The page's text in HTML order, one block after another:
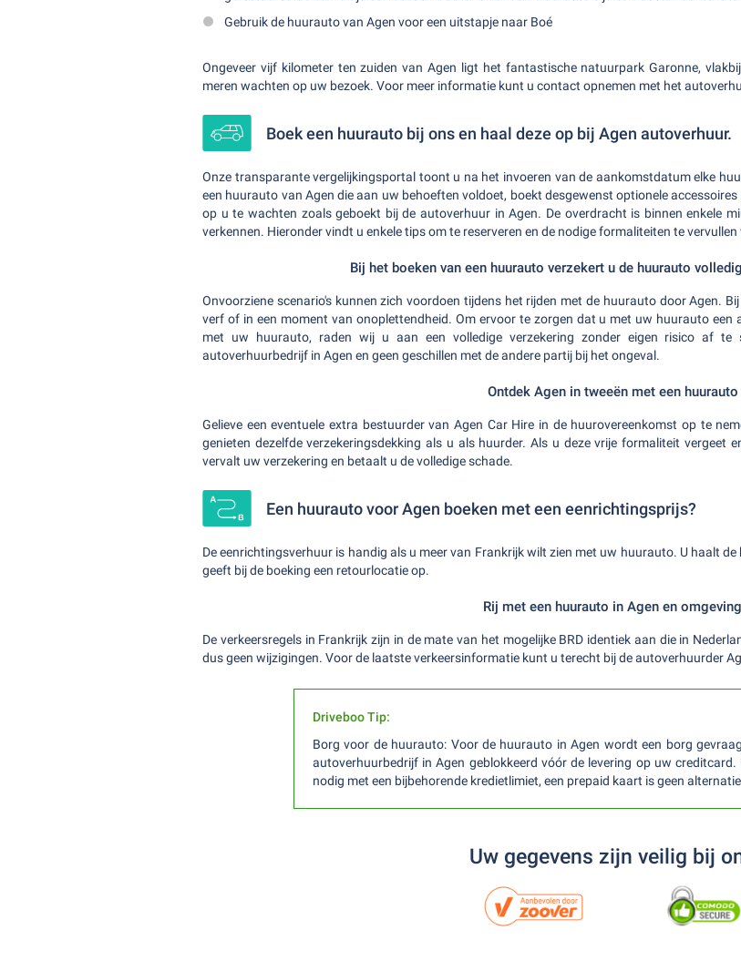
Gebruik de huurauto van Agen voor een uitstapje naar Boé
Ongeveer vijf kilometer ten zuiden van Agen ligt het fantastische natuurpark Garonne,
meren wachten op uw bezoek. Voor meer informatie kunt u contact opnemen met het
Boek een huurauto bij ons en haal deze op bij Agen autoverhuur.
Onze transparante vergelijkingsportal toont u na het invoeren van de aankomstdatum elke
een huurauto van Agen die aan uw behoeften voldoet, boekt desgewenst optionele
op u te wachten zoals geboekt bij de autoverhuur in Agen. De overdracht is binnen enkele
verkennen. Hieronder vindt u enkele tips om te reserveren en de nodige formaliteiten te
Bij het boeken van een huurauto verzekert u de huurauto
Onvoorziene scenario's kunnen zich voordoen tijdens het rijden met de huurauto door Agen.
verf of in een moment van onoplettendheid. Om ervoor te zorgen dat u met uw huurauto een
met uw huurauto, raden wij u aan een volledige verzekering zonder eigen risico af te
autoverhuurbedrijf in Agen en geen geschillen met de andere partij bij het ongeval.
Ontdek Agen in tweeën met een huurauto
Gelieve een eventuele extra bestuurder van Agen Car Hire in de huurovereenkomst op te
genieten dezelfde verzekeringsdekking als u als huurder. Als u deze vrije formaliteit vergeet
vervalt uw verzekering en betaalt u de volledige schade.
Een huurauto voor Agen boeken met een eenrichtingsprijs?
De eenrichtingsverhuur is handig als u meer van Frankrijk wilt zien met uw huurauto. U haalt
geeft bij de boeking een retourlocatie op.
Rij met een huurauto in Agen en omgeving
De verkeersregels in Frankrijk zijn in de mate van het mogelijke BRD identiek aan die in
dus geen wijzigingen. Voor de laatste verkeersinformatie kunt u terecht bij de autoverhuurder
Driveboo Tip:
Borg voor de huurauto: Voor de huurauto in Agen wordt een borg
autoverhuurbedrijf in Agen geblokkeerd vóór de levering op uw
nodig met een bijbehorende kredietlimiet, een prepaid kaart is geen
Uw gegevens zijn veilig bij